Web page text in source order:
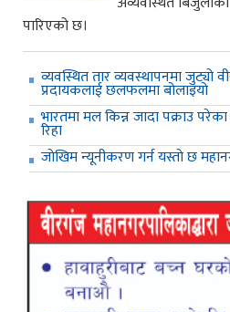
पारिएको छ।
व्यवस्थित तार व्यवस्थापनमा जुट्यो
प्रदायकलाई छलफलमा बोलाइयो
भारतमा मल किन्न जादा पक्राउ परेका
रिहा
जाेखिम न्यूनीकरण गर्न यस्ताे छ